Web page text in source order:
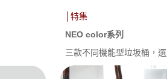
│特集
NEO color系列
三款不同機能型垃圾桶，